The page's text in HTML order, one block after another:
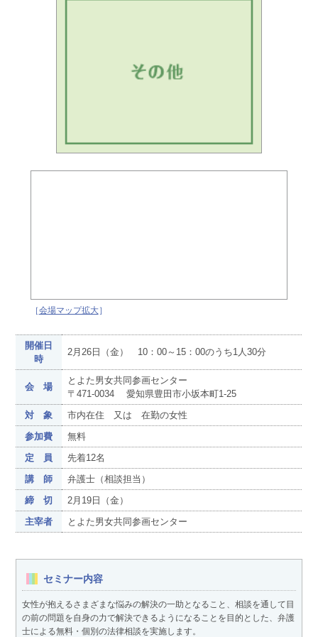
［会場マップ拡大］
開催日
時
2月26日（金） 10：00～15：00のうち1人30分
会 場
とよた男女共同参画センター
〒471-0034 愛知県豊田市小坂本町1-25
対 象
市内在住 又は 在勤の女性
参加費
無料
定 員
先着12名
講 師
弁護士（相談担当）
締 切
2月19日（金）
主宰者
とよた男女共同参画センター
セミナー内容
女性が抱えるさまざまな悩みの解決の一助となること、相談を通して目
の前の問題を自身の力で解決できるようになることを目的とした、弁護
士による無料・個別の法律相談を実施します。